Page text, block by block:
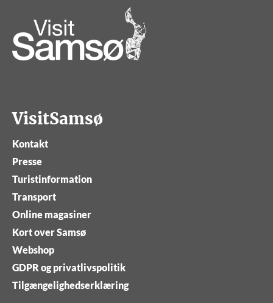
VisitSamsø
Kontakt
Presse
Turistinformation
Transport
Online magasiner
Kort over Samsø
Webshop
GDPR og privatlivspolitik
Tilgængelighedserklæring